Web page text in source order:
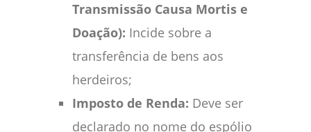
Transmissão Causa Mortis e
Doação): Incide sobre a
transferência de bens aos
herdeiros;
Imposto de Renda: Deve ser
declarado no nome do espólio